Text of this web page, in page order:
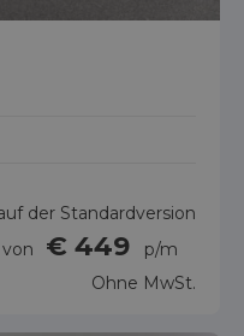
der Standardversion
von
€ 449
p/m
Ohne MwSt.